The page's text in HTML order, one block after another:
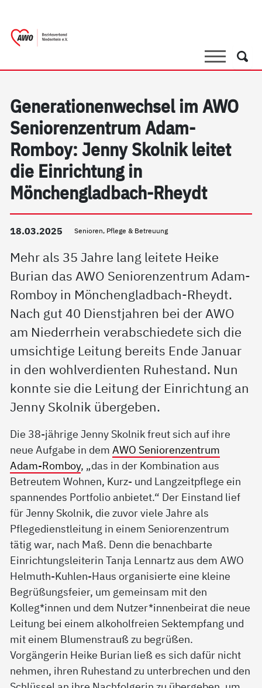
SucheSuche
Generationenwechsel im AWO
Seniorenzentrum Adam-
Romboy: Jenny Skolnik leitet
die Einrichtung in
Mönchengladbach-Rheydt
18.03.2025 Senioren, Pflege & Betreuung
Mehr als 35 Jahre lang leitete Heike
Burian das AWO Seniorenzentrum Adam-
Romboy in Mönchengladbach-Rheydt.
Nach gut 40 Dienstjahren bei der AWO
am Niederrhein verabschiedete sich die
umsichtige Leitung bereits Ende Januar
in den wohlverdienten Ruhestand. Nun
konnte sie die Leitung der Einrichtung an
Jenny Skolnik übergeben.
Die 38-jährige Jenny Skolnik freut sich auf ihre
neue Aufgabe in demAWO Seniorenzentrum
Adam-Romboy, „das in der Kombination aus
Betreutem Wohnen, Kurz- und Langzeitpflege ein
spannendes Portfolio anbietet.“ Der Einstand lief
für Jenny Skolnik, die zuvor viele Jahre als
Pflegedienstleitung in einem Seniorenzentrum
tätig war, nach Maß. Denn die benachbarte
Einrichtungsleiterin Tanja Lennartz aus dem AWO
Helmuth-Kuhlen-Haus organisierte eine kleine
Begrüßungsfeier, um gemeinsam mit den
Kolleg*innen und dem Nutzer*innenbeirat die neue
Leitung bei einem alkoholfreien Sektempfang und
mit einem Blumenstrauß zu begrüßen.
Vorgängerin Heike Burian ließ es sich dafür nicht
nehmen, ihren Ruhestand zu unterbrechen und den